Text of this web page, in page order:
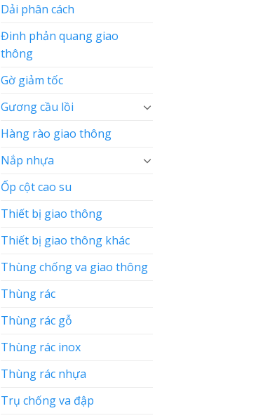
Dải phân cách
Đinh phản quang giao
thông
Gờ giảm tốc
Gương cầu lồi
Hàng rào giao thông
Nắp nhựa
Ốp cột cao su
Thiết bị giao thông
Thiết bị giao thông khác
Thùng chống va giao thông
Thùng rác
Thùng rác gỗ
Thùng rác inox
Thùng rác nhựa
Trụ chống va đập